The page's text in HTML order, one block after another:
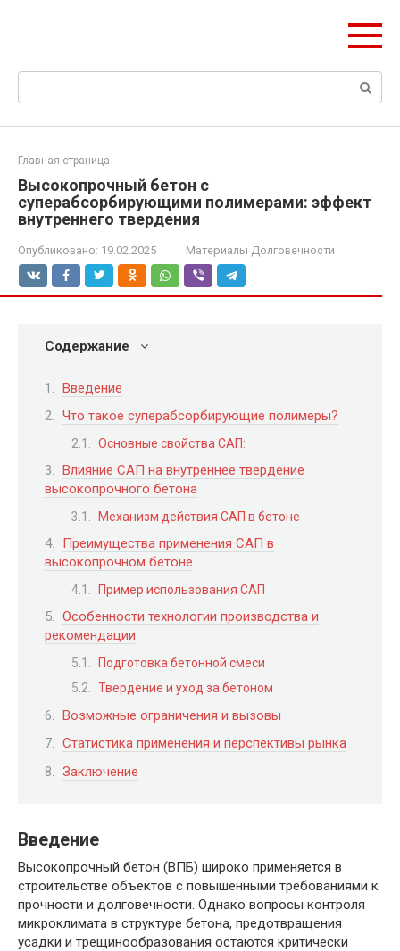
Поиск:
Главная страница
Высокопрочный бетон с
суперабсорбирующими полимерами: эффект
внутреннего твердения
Опубликовано: 19.02.2025 Материалы Долговечности
Содержание
Введение
Что такое суперабсорбирующие полимеры?
Основные свойства САП:
Влияние САП на внутреннее твердение
высокопрочного бетона
Механизм действия САП в бетоне
Преимущества применения САП в
высокопрочном бетоне
Пример использования САП
Особенности технологии производства и
рекомендации
Подготовка бетонной смеси
Твердение и уход за бетоном
Возможные ограничения и вызовы
Статистика применения и перспективы рынка
Заключение
Введение
Высокопрочный бетон (ВПБ) широко применяется в
строительстве объектов с повышенными требованиями к
прочности и долговечности. Однако вопросы контроля
микроклимата в структуре бетона, предотвращения
усадки и трещинообразования остаются критически